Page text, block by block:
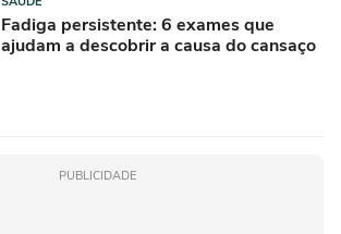
Fadiga persistente: 6 exames que
ajudam a descobrir a causa do cansaço
PUBLICIDADE